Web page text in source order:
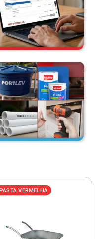
PASTA VERMELHA